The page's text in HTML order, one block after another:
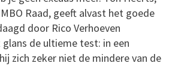
Raad, geeft alvast het goede
door Rico Verhoeven
de ultieme test: in een
zich zeker niet de mindere van de